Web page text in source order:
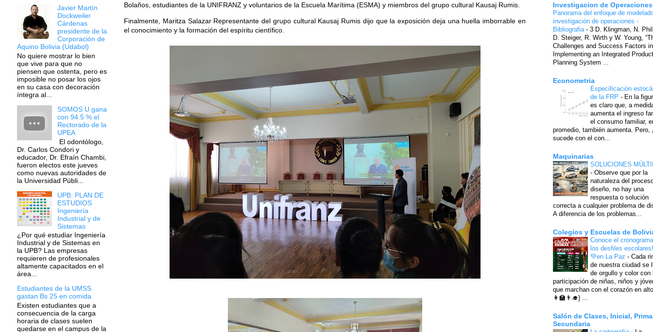
Bolaños, estudiantes de la UNIFRANZ y voluntarios de la Escuela Marítima (ESMA) y miembros del grupo cultural Kausaj Rumis.
Finalmente, Maritza Salazar Representante del grupo cultural Kausaj Rumis dijo que la exposición deja una huella imborrable en
el conocimiento y la formación del espíritu científico.
Javier Martín
Dockweiler
Cárdenas
presidente de la
Corporación de
Aquino Bolivia (Udabol)
No quiere mostrar lo bien
que vive para que no
piensen que ostenta, pero es
imposible no posar los ojos
en su casa con decoración
íntegra al...
SOMOS U gana
con 94.5 % el
Rectorado de la
UPEA
El odontólogo,
Dr. Carlos Condori y
educador, Dr. Efraín Chambi,
fueron electos este jueves
como nuevas autoridades de
la Universidad Públi...
UPB: PLAN DE
ESTUDIOS
Ingeniería
Industrial y de
Sistemas
¿Por qué estudiar Ingeniería
Industrial y de Sistemas en
la UPB? Las empresas
requieren de profesionales
altamente capacitados en el
área...
Estudiantes de la UMSS
gastan Bs 25 en comida
Existen estudiantes que a
consecuencia de la carga
horaria de clases suelen
quedarse en el campus de la
Investigacion de Operaciones
Panorama del enfoque de
investigación de operaciones -
Bibliografia - 3 D. Klingman, N.
D. Steiger, R. Wirth y W. Young,
Challenges and Success Factors in
Implementing an Integrated
Planning System ...
Econometria
Especificación
de la FRP - En la
es claro que, a
aumenta el ingreso
el consumo familiar,
promedio, también aumenta. Pero,
sucede con el con...
Maquinarias
SOLUCIONES
- Observe que por la
naturaleza del
diseño, no hay una
respuesta o solución
correcta a cualquier problema de
A diferencia de los problemas...
Colegios y Escuelas de
Conoce el
los desfiles
💚en La Paz - Cada
de nuestra ciudad se
de orgullo y color con
participación de niñas, niños y
que marchan con el corazón en
👩‍🏫👨‍🎓} ...
Salón de Clases, Inicial,
Secundaria